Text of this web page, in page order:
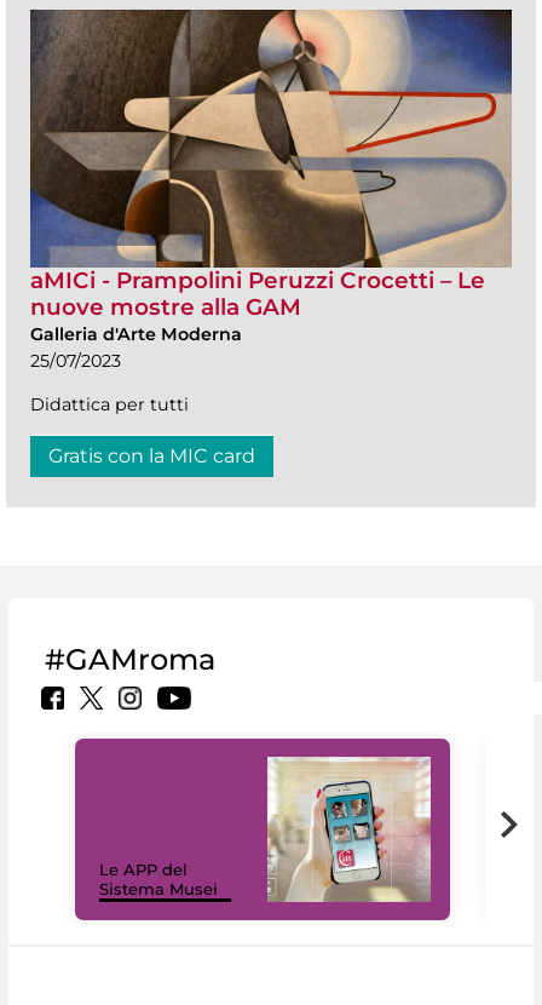
aMICi - Prampolini Peruzzi Crocetti – Le
nuove mostre alla GAM
Galleria d'Arte Moderna
25/07/2023
Didattica per tutti
Gratis con la MIC card
#GAMroma
Le APP del
Sistema Musei